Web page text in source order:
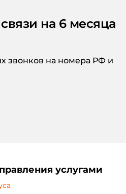
на 6 месяца
звонков на номера РФ и
услугами